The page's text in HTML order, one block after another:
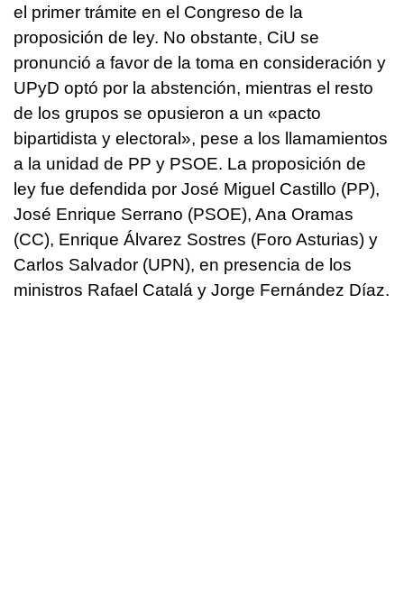
el primer trámite en el Congreso de la
proposición de ley. No obstante, CiU se
pronunció a favor de la toma en consideración y
UPyD optó por la abstención, mientras el resto
de los grupos se opusieron a un «pacto
bipartidista y electoral», pese a los llamamientos
a la unidad de PP y PSOE. La proposición de
ley fue defendida por José Miguel Castillo (PP),
José Enrique Serrano (PSOE), Ana Oramas
(CC), Enrique Álvarez Sostres (Foro Asturias) y
Carlos Salvador (UPN), en presencia de los
ministros Rafael Catalá y Jorge Fernández Díaz.